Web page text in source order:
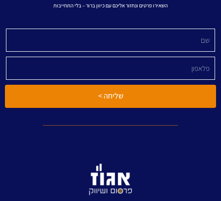
השאירו פרטים ונחזור אליכם עם כיוון ברור – בלי התחייבות
שליחה >